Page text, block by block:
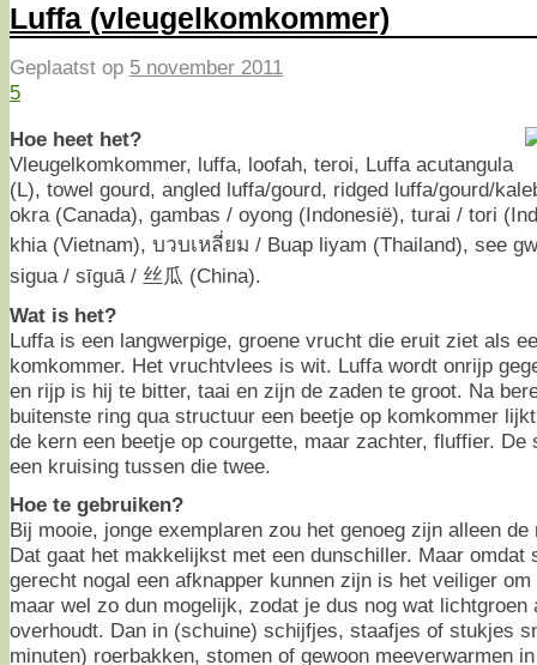
Luffa (vleugelkomkommer)
Geplaatst op 5 november 2011
5
Hoe heet het?
Vleugelkomkommer, luffa, loofah, teroi, Luffa acutangula
(L), towel gourd, angled luffa/gourd, ridged luffa/gourd/
okra (Canada), gambas / oyong (Indonesië), turai / tori
khia (Vietnam), บวบเหลี่ยม / Buap liyam (Thailand), see
sigua / sīguā / 丝瓜 (China).
Wat is het?
Luffa is een langwerpige, groene vrucht die eruit ziet als
komkommer. Het vruchtvlees is wit. Luffa wordt onrijp
en rijp is hij te bitter, taai en zijn de zaden te groot. Na
buitenste ring qua structuur een beetje op komkommer
de kern een beetje op courgette, maar zachter, fluffier. De
een kruising tussen die twee.
Hoe te gebruiken?
Bij mooie, jonge exemplaren zou het genoeg zijn alleen
Dat gaat het makkelijkst met een dunschiller. Maar omdat
gerecht nogal een afknapper kunnen zijn is het veiliger
maar wel zo dun mogelijk, zodat je dus nog wat lichtgroen
overhoudt. Dan in (schuine) schijfjes, staafjes of stukjes
minuten) roerbakken, stomen of gewoon meeverwarmen